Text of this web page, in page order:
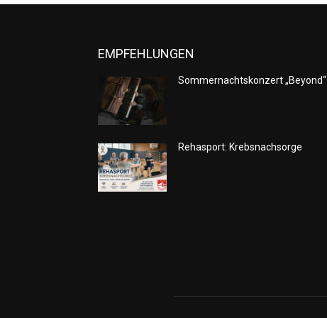
EMPFEHLUNGEN
Sommernachtskonzert „Beyond“
Rehasport: Krebsnachsorge